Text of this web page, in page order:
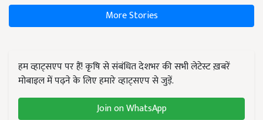
More Stories
हम व्हाट्सएप पर हैं! कृषि से संबंधित देशभर की सभी लेटेस्ट ख़बरें
मोबाइल में पढ़ने के लिए हमारे व्हाट्सएप से जुड़ें.
Join on WhatsApp